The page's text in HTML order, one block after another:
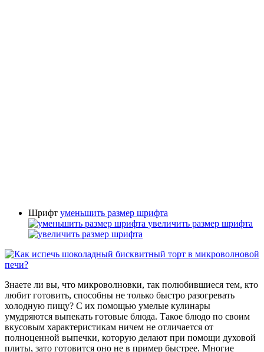
Шрифт уменьшить размер шрифта
увеличить размер шрифта
Знаете ли вы, что микроволновки, так полюбившиеся тем, кто
любит готовить, способны не только быстро разогревать
холодную пищу? С их помощью умелые кулинары
умудряются выпекать готовые блюда. Такое блюдо по своим
вкусовым характеристикам ничем не отличается от
полноценной выпечки, которую делают при помощи духовой
плиты, зато готовится оно не в пример быстрее. Многие